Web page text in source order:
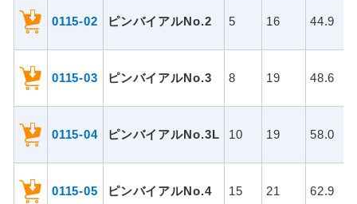
0115-02 ピンバイアルNo.2 5 16 44.9
0115-03 ピンバイアルNo.3 8 19 48.6
0115-04 ピンバイアルNo.3L 10 19 58.0
0115-05 ピンバイアルNo.4 15 21 62.9